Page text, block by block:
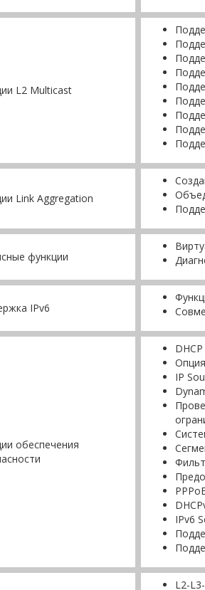
L2 Multicast
Link Aggregation
функции
IPv6
обеспечения
IP
IPv6
L2-